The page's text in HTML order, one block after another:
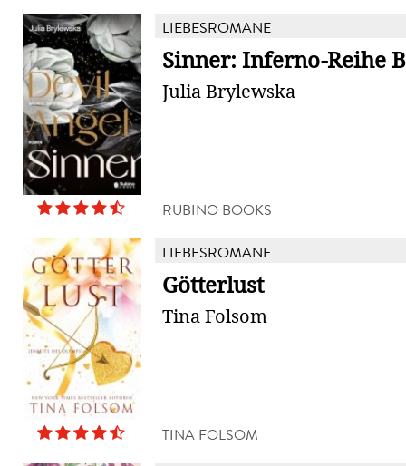
LIEBESROMANE
Sinner: Inferno-Reihe
Julia Brylewska
RUBINO BOOKS
LIEBESROMANE
Götterlust
Tina Folsom
TINA FOLSOM